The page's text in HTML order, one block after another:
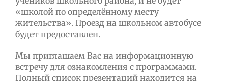
«школой по определённому месту
жительства». Проезд на школьном автобусе
будет предоставлен.
Мы приглашаем Вас на информационную
встречу для ознакомления с программами.
Полный список презентаций находится на